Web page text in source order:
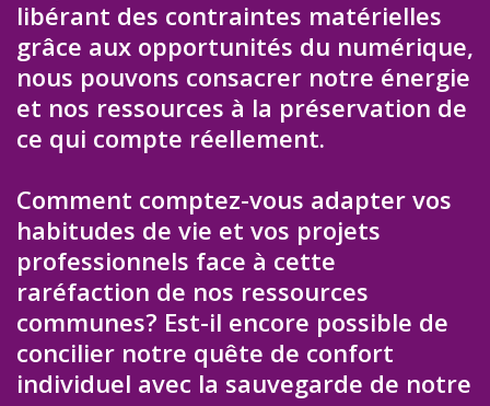
libérant des contraintes matérielles
grâce aux opportunités du numérique,
nous pouvons consacrer notre énergie
et nos ressources à la préservation de
ce qui compte réellement.
Comment comptez-vous adapter vos
habitudes de vie et vos projets
professionnels face à cette
raréfaction de nos ressources
communes? Est-il encore possible de
concilier notre quête de confort
individuel avec la sauvegarde de notre